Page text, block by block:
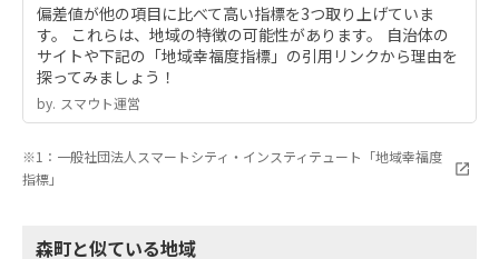
偏差値が他の項目に比べて高い指標を3つ取り上げていま
す。 これらは、地域の特徴の可能性があります。 自治体の
サイトや下記の「地域幸福度指標」の引用リンクから理由を
探ってみましょう！
by.︎ スマウト運営
※1：一般社団法人スマートシティ・インスティテュート「地域幸福度
指標」
森町と似ている地域